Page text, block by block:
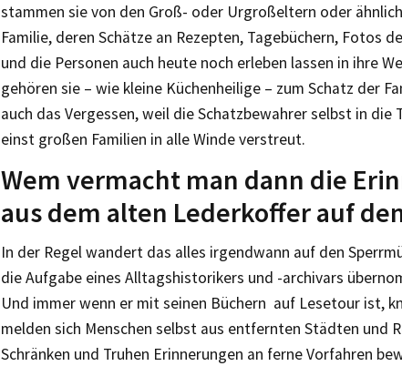
stammen sie von den Groß- oder Urgroßeltern oder
Familie, deren Schätze an Rezepten, Tagebüchern, Fotos
und die Personen auch heute noch erleben lassen in ihre
gehören sie – wie kleine Küchenheilige – zum Schatz der
auch das Vergessen, weil die Schatzbewahrer selbst in die
einst großen Familien in alle Winde verstreut.
Wem vermacht man dann die
aus dem alten Lederkoffer auf
In der Regel wandert das alles irgendwann auf den
die Aufgabe eines Alltagshistorikers und -archivars
Und immer wenn er mit seinen Büchern auf Lesetour ist,
melden sich Menschen selbst aus entfernten Städten und
Schränken und Truhen Erinnerungen an ferne Vorfahren